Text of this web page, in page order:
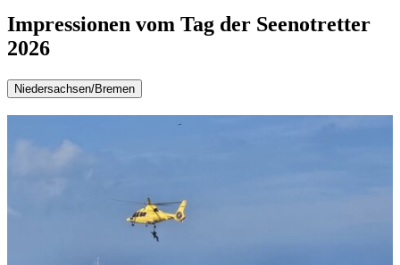
Impressionen vom Tag der Seenotretter
2026
Niedersachsen/Bremen